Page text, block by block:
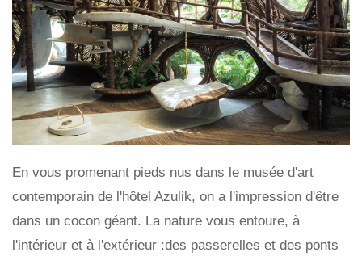
En vous promenant pieds nus dans le musée d'art
contemporain de l'hôtel Azulik, on a l'impression d'être
dans un cocon géant. La nature vous entoure, à
l'intérieur et à l'extérieur :des passerelles et des ponts